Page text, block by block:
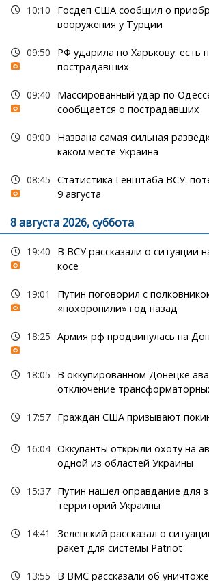
10:10
Госдеп США сообщил о
вооружения у Турции
09:50
РФ ударила по Харькову: есть
пострадавших
09:40
Массированный удар по
сообщается о пострадавших
09:00
Названа самая сильная
каком месте Украина
08:45 Статистика Генштаба ВСУ:
9 августа
8 августа 2026, суббота
19:40
В ВСУ рассказали о ситуации
косе
19:01
Путин поговорил с
«похоронили» год назад
18:25 Армия рф продвинулась на
18:05
В оккупированном Донецке
отключение
17:57 Граждан США призывают
16:04 Оккупанты открыли охоту на
одной из областей Украины
15:37 Путин нашел оправдание для
территорий Украины
14:41
Зеленский рассказал о
ракет для системы Patriot
13:55 В ВМС рассказали об